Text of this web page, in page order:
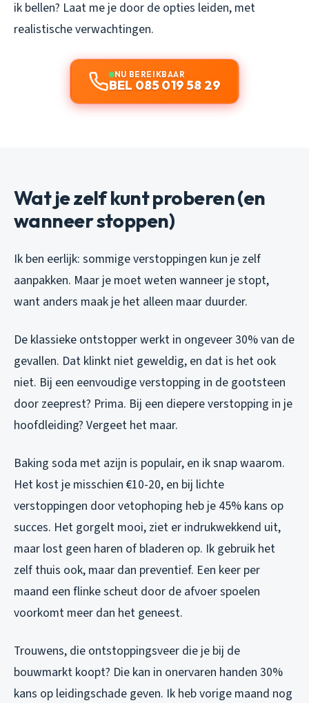
ik bellen? Laat me je door de opties leiden, met
realistische verwachtingen.
NU BEREIKBAAR
BEL 085 019 58 29
Wat je zelf kunt proberen (en
wanneer stoppen)
Ik ben eerlijk: sommige verstoppingen kun je zelf
aanpakken. Maar je moet weten wanneer je stopt,
want anders maak je het alleen maar duurder.
De klassieke ontstopper werkt in ongeveer 30% van de
gevallen. Dat klinkt niet geweldig, en dat is het ook
niet. Bij een eenvoudige verstopping in de gootsteen
door zeeprest? Prima. Bij een diepere verstopping in je
hoofdleiding? Vergeet het maar.
Baking soda met azijn is populair, en ik snap waarom.
Het kost je misschien €10-20, en bij lichte
verstoppingen door vetophoping heb je 45% kans op
succes. Het gorgelt mooi, ziet er indrukwekkend uit,
maar lost geen haren of bladeren op. Ik gebruik het
zelf thuis ook, maar dan preventief. Een keer per
maand een flinke scheut door de afvoer spoelen
voorkomt meer dan het geneest.
Trouwens, die ontstoppingsveer die je bij de
bouwmarkt koopt? Die kan in onervaren handen 30%
kans op leidingschade geven. Ik heb vorige maand nog